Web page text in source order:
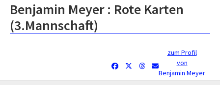
Benjamin Meyer : Rote Karten
(3.Mannschaft)
zum Profil
von
Benjamin Meyer